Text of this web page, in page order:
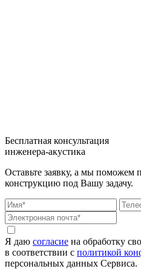
Бесплатная консультация
инженера-акустика
Оставьте заявку, а мы поможем
конструкцию под Вашу задачу.
Я даю согласие на обработку
в соответствии с политикой
персональных данных Сервиса.